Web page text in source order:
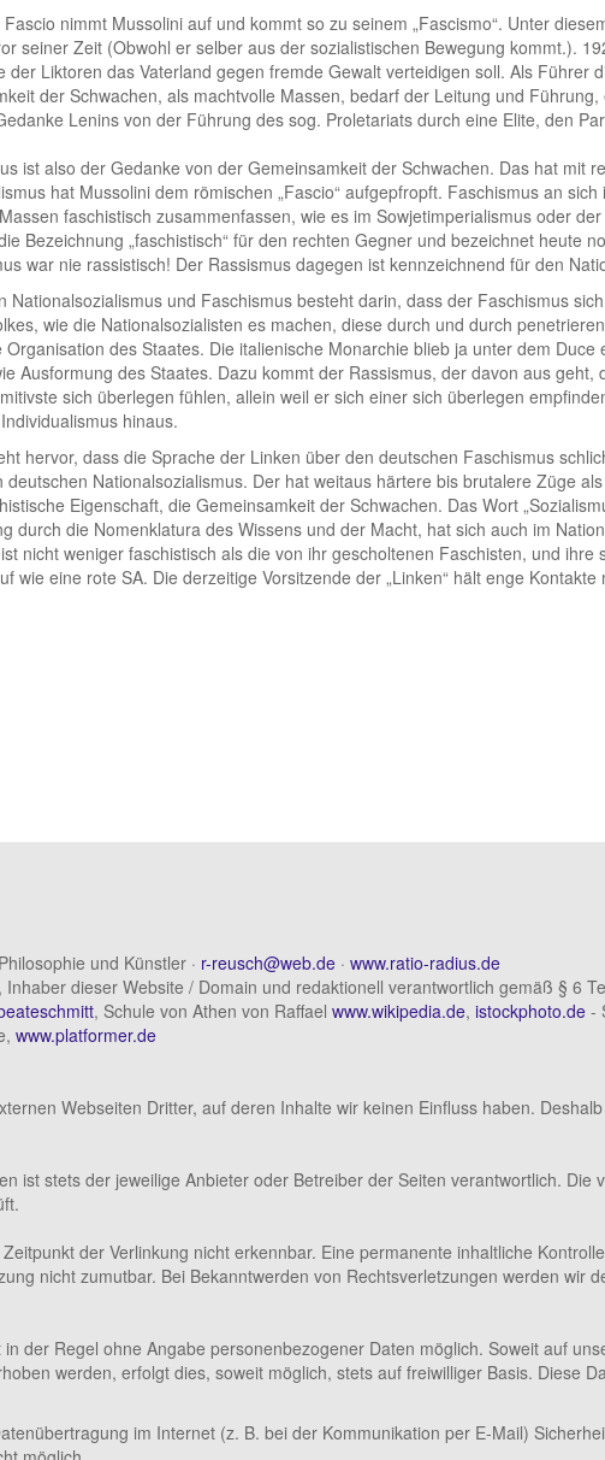
nimmt Mussolini auf und kommt so zu seinem „Fascismo“. Unter
seiner Zeit (Obwohl er selber aus der sozialistischen Bewegung kommt.).
der Liktoren das Vaterland gegen fremde Gewalt verteidigen soll. Als
der Schwachen, als machtvolle Massen, bedarf der Leitung und
Lenins von der Führung des sog. Proletariats durch eine Elite, den
ist also der Gedanke von der Gemeinsamkeit der Schwachen. Das hat mit
hat Mussolini dem römischen „Fascio“ aufgepfropft. Faschismus an
faschistisch zusammenfassen, wie es im Sowjetimperialismus oder
Bezeichnung „faschistisch“ für den rechten Gegner und bezeichnet heute
war nie rassistisch! Der Rassismus dagegen ist kennzeichnend für den
Nationalsozialismus und Faschismus besteht darin, dass der Faschismus
wie die Nationalsozialisten es machen, diese durch und durch
des Staates. Die italienische Monarchie blieb ja unter dem
Ausformung des Staates. Dazu kommt der Rassismus, der davon aus
sich überlegen fühlen, allein weil er sich einer sich überlegen
hinaus.
hervor, dass die Sprache der Linken über den deutschen Faschismus
Nationalsozialismus. Der hat weitaus härtere bis brutalere Züge
Eigenschaft, die Gemeinsamkeit der Schwachen. Das Wort
durch die Nomenklatura des Wissens und der Macht, hat sich auch im
nicht weniger faschistisch als die von ihr gescholtenen Faschisten, und
wie eine rote SA. Die derzeitige Vorsitzende der „Linken“ hält enge
und Künstler · r-reusch@web.de · www.ratio-radius.de
dieser Website / Domain und redaktionell verantwortlich gemäß § 6
, Schule von Athen von Raffael www.wikipedia.de, istockphoto.de -
www.platformer.de
Webseiten Dritter, auf deren Inhalte wir keinen Einfluss haben.
ist stets der jeweilige Anbieter oder Betreiber der Seiten verantwortlich.
der Verlinkung nicht erkennbar. Eine permanente inhaltliche
nicht zumutbar. Bei Bekanntwerden von Rechtsverletzungen werden wir
der Regel ohne Angabe personenbezogener Daten möglich. Soweit auf
werden, erfolgt dies, soweit möglich, stets auf freiwilliger Basis. Diese
im Internet (z. B. bei der Kommunikation per E-Mail)